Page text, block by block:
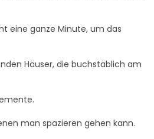
eine ganze Minute, um das
Häuser, die buchstäblich am
man spazieren gehen kann.